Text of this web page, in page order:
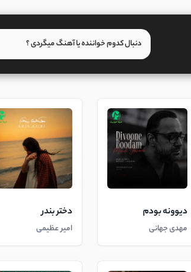
دیوونه بودم
مهدی جهانی
دختر بندر
امیر عظیمی